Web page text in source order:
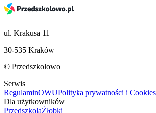
ul. Krakusa 11
30-535 Kraków
© Przedszkolowo
Serwis
RegulaminOWUPolityka prywatności i Cookies
Dla użytkowników
PrzedszkolaŻłobki